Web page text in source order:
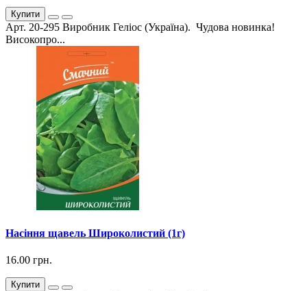
Купити
Арт. 20-295 Виробник Геліос (Україна). Чудова новинка!
Високопро...
Насіння щавель Широколистий (1г)
16.00 грн.
Купити